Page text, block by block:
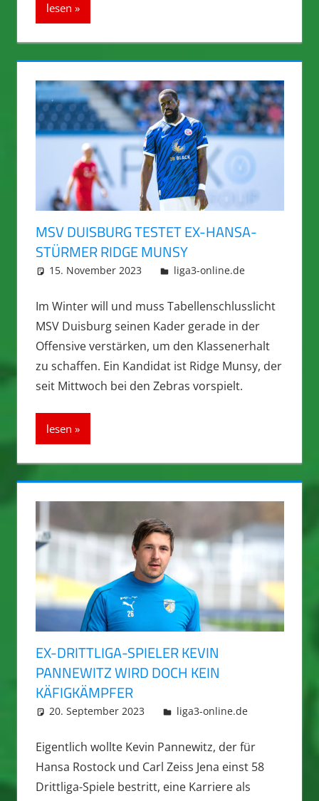
lesen
MSV DUISBURG TESTET EX-HANSA-
STÜRMER RIDGE MUNSY
15. November 2023 integromat
liga3-online.de
Im Winter will und muss Tabellenschlusslicht
MSV Duisburg seinen Kader gerade in der
Offensive verstärken, um den Klassenerhalt
zu schaffen. Ein Kandidat ist Ridge Munsy, der
seit Mittwoch bei den Zebras vorspielt.
lesen
EX-DRITTLIGA-SPIELER KEVIN
PANNEWITZ WIRD DOCH KEIN
KÄFIGKÄMPFER
20. September 2023 integromat
liga3-online.de
Eigentlich wollte Kevin Pannewitz, der für
Hansa Rostock und Carl Zeiss Jena einst 58
Drittliga-Spiele bestritt, eine Karriere als